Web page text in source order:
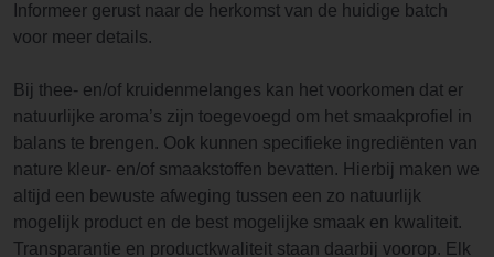
Informeer gerust naar de herkomst van de huidige batch
voor meer details.
Bij thee- en/of kruidenmelanges kan het voorkomen dat er
natuurlijke aroma’s zijn toegevoegd om het smaakprofiel in
balans te brengen. Ook kunnen specifieke ingrediënten van
nature kleur- en/of smaakstoffen bevatten. Hierbij maken we
altijd een bewuste afweging tussen een zo natuurlijk
mogelijk product en de best mogelijke smaak en kwaliteit.
Transparantie en productkwaliteit staan daarbij voorop. Elk